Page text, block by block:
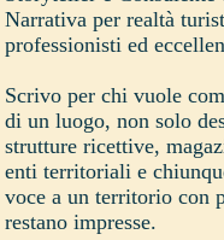
Narrativa per realtà
professionisti ed
Scrivo per chi vuole
di un luogo, non solo
strutture ricettive,
enti territoriali e
voce a un territorio con
restano impresse.